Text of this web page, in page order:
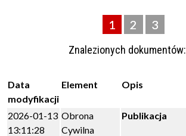
1 2 3
Znalezionych dokumentów:
Data
modyfikacji
Element Opis
2026-01-13
13:11:28
Obrona
Cywilna
Publikacja